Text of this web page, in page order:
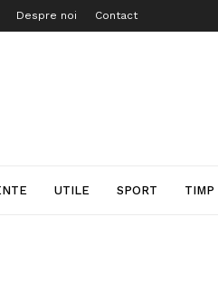
Despre noi Contact
UTILE SPORT TIMP